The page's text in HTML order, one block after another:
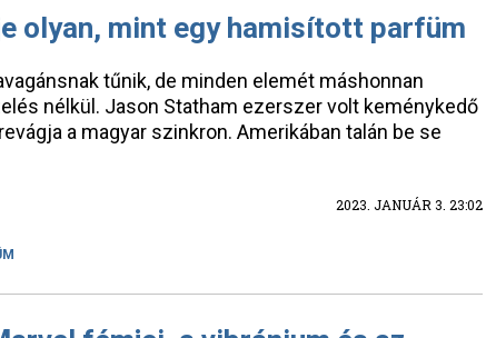
olyan, mint egy hamisított parfüm
tűnik, de minden elemét máshonnan
nélkül. Jason Statham ezerszer volt keménykedő
a magyar szinkron. Amerikában talán be se
2023. JANUÁR 3. 23:02